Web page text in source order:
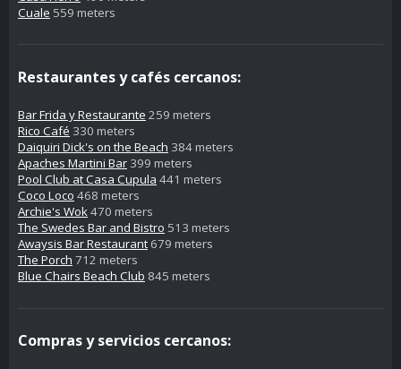
Cuale 559 meters
Restaurantes y cafés cercanos:
Bar Frida y Restaurante 259 meters
Rico Café 330 meters
Daiquiri Dick's on the Beach 384 meters
Apaches Martini Bar 399 meters
Pool Club at Casa Cupula 441 meters
Coco Loco 468 meters
Archie's Wok470 meters
The Swedes Bar and Bistro 513 meters
Awaysis Bar Restaurant 679 meters
The Porch 712 meters
Blue Chairs Beach Club 845 meters
Compras y servicios cercanos: